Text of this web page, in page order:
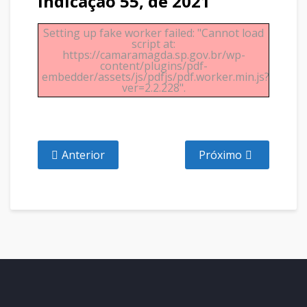
Setting up fake worker failed: "Cannot load
script at:
https://camaramagda.sp.gov.br/wp-
content/plugins/pdf-
embedder/assets/js/pdfjs/pdf.worker.min.js?
ver=2.2.228".
Anterior Próximo